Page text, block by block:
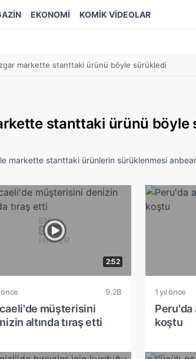
EKONOMİ KOMİK VİDEOLAR
markette stanttaki ürünü böyle sürükledi
stanttaki ürünü böyle
markette stanttaki ürünlerin sürüklenmesi
2:52
önce 9.2B
müşterisini
altında tıraş etti
1 yıl önce
Peru'da
koştu